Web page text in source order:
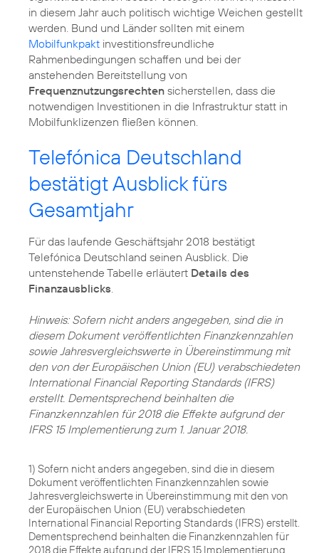
in diesem Jahr auch politisch wichtige Weichen gestellt
werden. Bund und Länder sollten mit einem
Mobilfunkpakt investitionsfreundliche
Rahmenbedingungen schaffen und bei der
anstehenden Bereitstellung von
Frequenznutzungsrechten sicherstellen, dass die
notwendigen Investitionen in die Infrastruktur statt in
Mobilfunklizenzen fließen können.
Telefónica Deutschland
bestätigt Ausblick fürs
Gesamtjahr
Für das laufende Geschäftsjahr 2018 bestätigt
Telefónica Deutschland seinen Ausblick. Die
untenstehende Tabelle erläutert Details des
Finanzausblicks
Hinweis: Sofern nicht anders angegeben, sind die in
diesem Dokument veröffentlichten Finanzkennzahlen
sowie Jahresvergleichswerte in Übereinstimmung mit
den von der Europäischen Union (EU) verabschiedeten
International Financial Reporting Standards (IFRS)
erstellt. Dementsprechend beinhalten die
Finanzkennzahlen für 2018 die Effekte aufgrund der
IFRS 15 Implementierung zum 1. Januar 2018.
1) Sofern nicht anders angegeben, sind die in diesem
Dokument veröffentlichten Finanzkennzahlen sowie
Jahresvergleichswerte in Übereinstimmung mit den von
der Europäischen Union (EU) verabschiedeten
International Financial Reporting Standards (IFRS) erstellt.
Dementsprechend beinhalten die Finanzkennzahlen für
2018 die Effekte aufgrund der IFRS 15 Implementierung